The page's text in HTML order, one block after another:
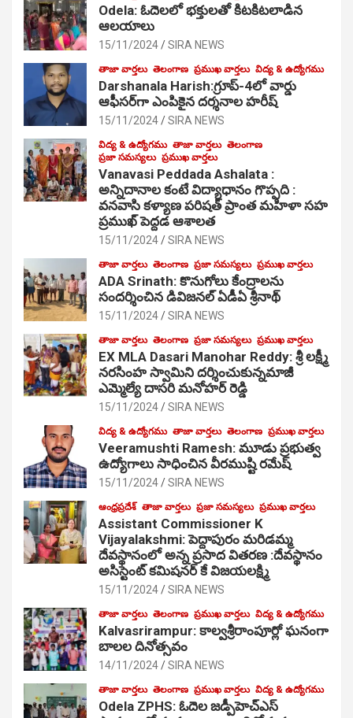
Odela: ఓదెల‌లో భక్తులతో కిటకిటలాడిన
ఆల‌యాలు
15/11/2024 SIRA NEWS
తాజా వార్తలు తెలంగాణ ప్రముఖ వార్తలు విద్య & ఉద్యోగము
Darshanala Harish:గ్రూప్-4లో వార్డు
ఆఫీసర్‌గా ఎంపికైన దర్శనాల హరీష్
15/11/2024 SIRA NEWS
విద్య & ఉద్యోగము తాజా వార్తలు తెలంగాణ
ప్రజా సమస్యలు ప్రముఖ వార్తలు
Vanavasi Peddada Ashalata :
అన్నిదానాల కంటే విద్యాధానం గొప్పది :
వనవాసి కళ్యాణ పరిషత్ ప్రాంత మహిళా సహ
ప్రముఖ్ పెద్దడ ఆశాలత
15/11/2024 SIRA NEWS
తాజా వార్తలు తెలంగాణ ప్రజా సమస్యలు ప్రముఖ వార్తలు
ADA Srinath: కొనుగోలు కేంద్రాల‌ను
సంద‌ర్శించిన డివిజనల్ ఏడీఏ శ్రీనాథ్
15/11/2024 SIRA NEWS
తాజా వార్తలు తెలంగాణ ప్రజా సమస్యలు ప్రముఖ వార్తలు
EX MLA Dasari Manohar Reddy: శ్రీ లక్ష్మీ
నరసింహ స్వామిని దర్శించుకున్నమాజీ
ఎమ్మెల్యే దాసరి మనోహర్ రెడ్డి
15/11/2024 SIRA NEWS
విద్య & ఉద్యోగము తాజా వార్తలు తెలంగాణ ప్రముఖ వార్తలు
Veeramushti Ramesh: మూడు ప్రభుత్వ
ఉద్యోగాలు సాధించిన వీరముష్టి రమేష్
15/11/2024 SIRA NEWS
ఆంధ్రప్రదేశ్ తాజా వార్తలు ప్రజా సమస్యలు ప్రముఖ వార్తలు
Assistant Commissioner K
Vijayalakshmi: పెద్దాపురం మరిడమ్మ
దేవస్థానంలో అన్న ప్రసాద వితరణ :దేవస్థానం
అసిస్టెంట్ కమిషనర్ కే విజయలక్ష్మి
15/11/2024 SIRA NEWS
తాజా వార్తలు తెలంగాణ ప్రముఖ వార్తలు విద్య & ఉద్యోగము
Kalvasrirampur: కాల్వశ్రీరాంపూర్లో ఘనంగా
బాలల దినోత్సవం
14/11/2024 SIRA NEWS
తాజా వార్తలు తెలంగాణ ప్రముఖ వార్తలు విద్య & ఉద్యోగము
Odela ZPHS: ఓదెల జ‌డ్పీహెచ్ఎస్